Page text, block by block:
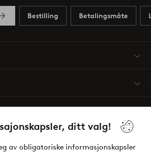
ditt valg!
av obligatoriske informasjonskapsler
Bestilling Betalingsmåte